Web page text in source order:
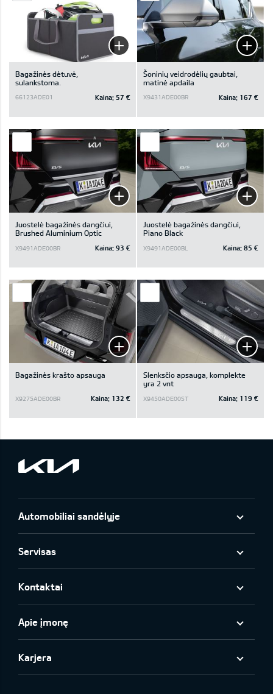
Bagažinės dėtuvė,
sulankstoma.
66123ADE01 Kaina: 57 €
Šoninių veidrodėlių gaubtai,
matinė apdaila
X9431ADE00BR Kaina: 167 €
Juostelė bagažinės dangčiui,
Brushed Aluminium Optic
X9491ADE00BR Kaina: 93 €
Juostelė bagažinės dangčiui,
Piano Black
X9491ADE00BL Kaina: 85 €
Bagažinės krašto apsauga
X9275ADE00BR Kaina: 132 €
Slenksčio apsauga, komplekte
yra 2 vnt
X9450ADE00ST Kaina: 119 €
Automobiliai sandėlyje
Servisas
Kontaktai
Apie įmonę
Karjera